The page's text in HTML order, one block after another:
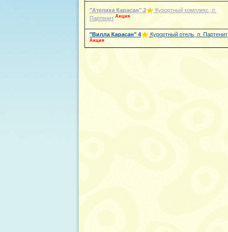
"Ателика Карасан" 2
Курортный комплекс, п.
Партенит Акция
"Вилла Карасан" 4 Курортный отель, п. Партенит
Акция